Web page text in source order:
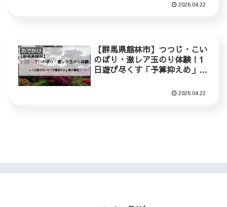
2026.04.22
おでかけ
【群馬県館林市】つつじ・こい
のぼり・激レア玉のり体験！1
日遊び尽くす「予算抑えめ」最
2026.04.22